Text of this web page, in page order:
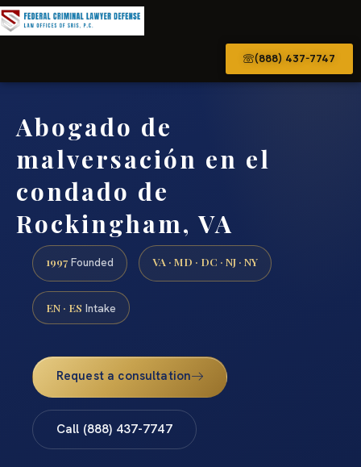
(888) 437-7747
Abogado de
malversación en el
condado de
Rockingham, VA
1997 Founded VA · MD · DC · NJ · NY
EN · ES Intake
Request a consultation
Call (888) 437-7747